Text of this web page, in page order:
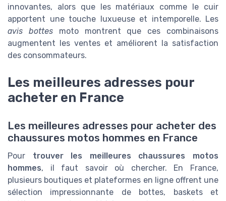
innovantes, alors que les matériaux comme le cuir
apportent une touche luxueuse et intemporelle. Les
avis bottesmoto montrent que ces combinaisons
augmentent les ventes et améliorent la satisfaction
des consommateurs.
Les meilleures adresses pour
acheter en France
Les meilleures adresses pour acheter des
chaussures motos hommes en France
Pour trouver les meilleures chaussures motos
hommes, il faut savoir où chercher. En France,
plusieurs boutiques et plateformes en ligne offrent une
sélection impressionnante de bottes, baskets et